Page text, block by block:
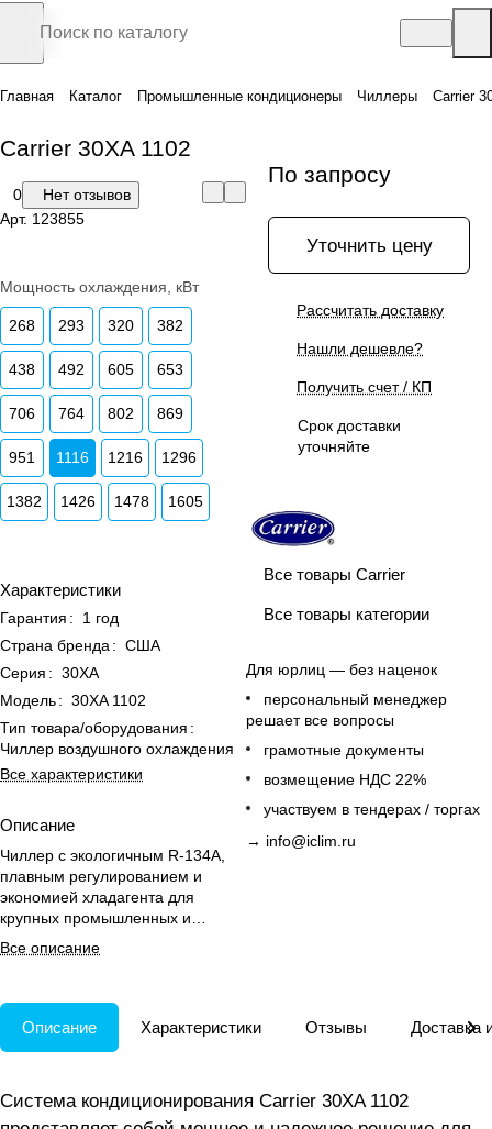
Главная Каталог Промышленные кондиционеры Чиллеры Carrier
Carrier 30XA 1102
0
Нет отзывов
Арт. 123855
Мощность охлаждения, кВт
268 293 320 382
438 492 605 653
706 764 802 869
951 1116 1216 1296
1382 1426 1478 1605
Характеристики
Гарантия :
1 год
Страна бренда : США
Серия : 30XA
Модель: 30XA 1102
Тип товара/оборудования :
Чиллер воздушного охлаждения
Все характеристики
Описание
Чиллер с экологичным R-134A,
плавным регулированием и
экономией хладагента для
крупных промышленных и
коммерческих объектов.
Все описание
По запросу
Уточнить цену
Рассчитать доставку
Нашли дешевле?
Получить счет / КП
Срок доставки
уточняйте
Все товары Carrier
Все товары категории
Для юрлиц — без наценок
персональный менеджер
решает все вопросы
грамотные документы
возмещение НДС 22%
участвуем в тендерах / торгах
→ info@iclim.ru
Описание Характеристики Отзывы Доставка
Система кондиционирования Carrier 30XA 1102